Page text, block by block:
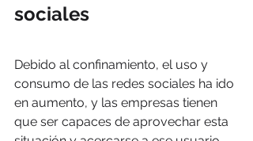
sociales
Debido al confinamiento, el uso y
consumo de las redes sociales ha ido
en aumento, y las empresas tienen
que ser capaces de aprovechar esta